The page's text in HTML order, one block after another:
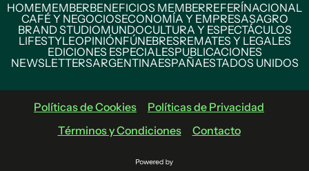
HOMEMEMBERBENEFICIOS MEMBERREFERÍNACIONAL
CAFÉ Y NEGOCIOSECONOMÍA Y EMPRESASAGRO
BRAND STUDIOMUNDOCULTURA Y ESPECTÁCULOS
LIFESTYLEOPINIÓNFÚNEBRESREMATES Y LEGALES
EDICIONES ESPECIALESPUBLICACIONES
NEWSLETTERSARGENTINAESPAÑAESTADOS UNIDOS
Políticas de Cookies
Políticas de Privacidad
Términos y Condiciones
Contacto